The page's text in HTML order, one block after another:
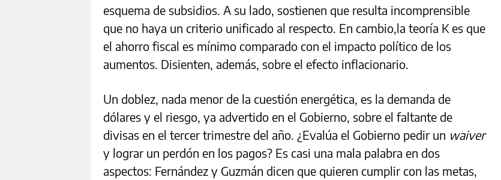
esquema de subsidios. A su lado, sostienen que resulta incomprensible
que no haya un criterio unificado al respecto. En cambio,la teoría K es que
el ahorro fiscal es mínimo comparado con el impacto político de los
aumentos. Disienten, además, sobre el efecto inflacionario.
Un doblez, nada menor de la cuestión energética, es la demanda de
dólares y el riesgo, ya advertido en el Gobierno, sobre el faltante de
divisas en el tercer trimestre del año. ¿Evalúa el Gobierno pedir un waiver
y lograr un perdón en los pagos? Es casi una mala palabra en dos
aspectos: Fernández y Guzmán dicen que quieren cumplir con las metas,